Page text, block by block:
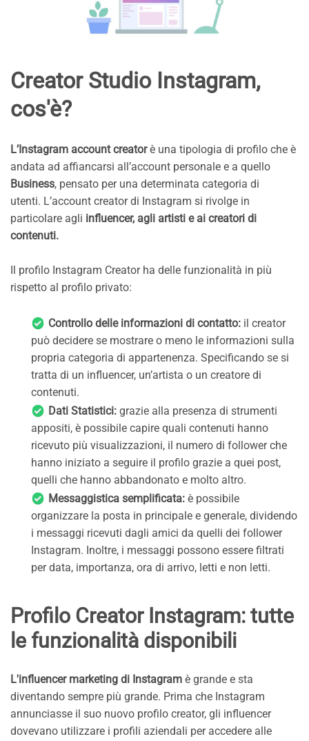
Creator Studio Instagram,
cos'è?
L’Instagram account creatorè una tipologia di profilo che è
andata ad affiancarsi all’account personale e a quello
Business, pensato per una determinata categoria di
utenti. L’account creator di Instagram si rivolge in
particolare agli influencer, agli artisti e ai creatori di
contenuti.
Il profilo Instagram Creator ha delle funzionalità in più
rispetto al profilo privato:
Controllo delle informazioni di contatto: il creator
può decidere se mostrare o meno le informazioni sulla
propria categoria di appartenenza. Specificando se si
tratta di un influencer, un’artista o un creatore di
contenuti.
Dati Statistici: grazie alla presenza di strumenti
appositi, è possibile capire quali contenuti hanno
ricevuto più visualizzazioni, il numero di follower che
hanno iniziato a seguire il profilo grazie a quei post,
quelli che hanno abbandonato e molto altro.
Messaggistica semplificata: è possibile
organizzare la posta in principale e generale, dividendo
i messaggi ricevuti dagli amici da quelli dei follower
Instagram. Inoltre, i messaggi possono essere filtrati
per data, importanza, ora di arrivo, letti e non letti.
Profilo Creator Instagram: tutte
le funzionalità disponibili
L'influencer marketing di Instagram è grande e sta
diventando sempre più grande. Prima che Instagram
annunciasse il suo nuovo profilo creator, gli influencer
dovevano utilizzare i profili aziendali per accedere alle